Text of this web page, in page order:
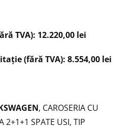
TVA): 12.220,00 lei
(fără TVA): 8.554,00 lei
, CAROSERIA CU
2+1+1 SPATE USI, TIP